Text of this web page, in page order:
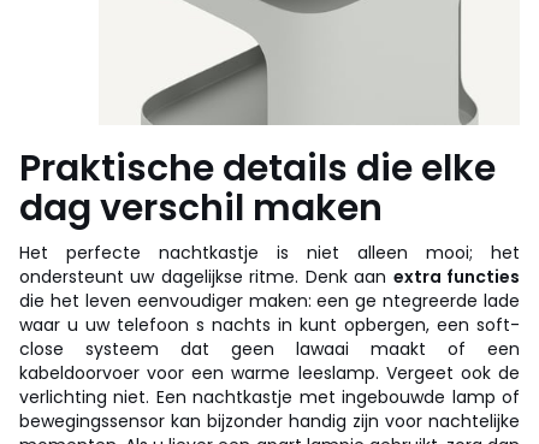
Praktische details die elke
dag verschil maken
Het perfecte nachtkastje is niet alleen mooi; het
ondersteunt uw dagelijkse ritme. Denk aan extra functies
die het leven eenvoudiger maken: een ge ntegreerde lade
waar u uw telefoon s nachts in kunt opbergen, een soft-
close systeem dat geen lawaai maakt of een
kabeldoorvoer voor een warme leeslamp. Vergeet ook de
verlichting niet. Een nachtkastje met ingebouwde lamp of
bewegingssensor kan bijzonder handig zijn voor nachtelijke